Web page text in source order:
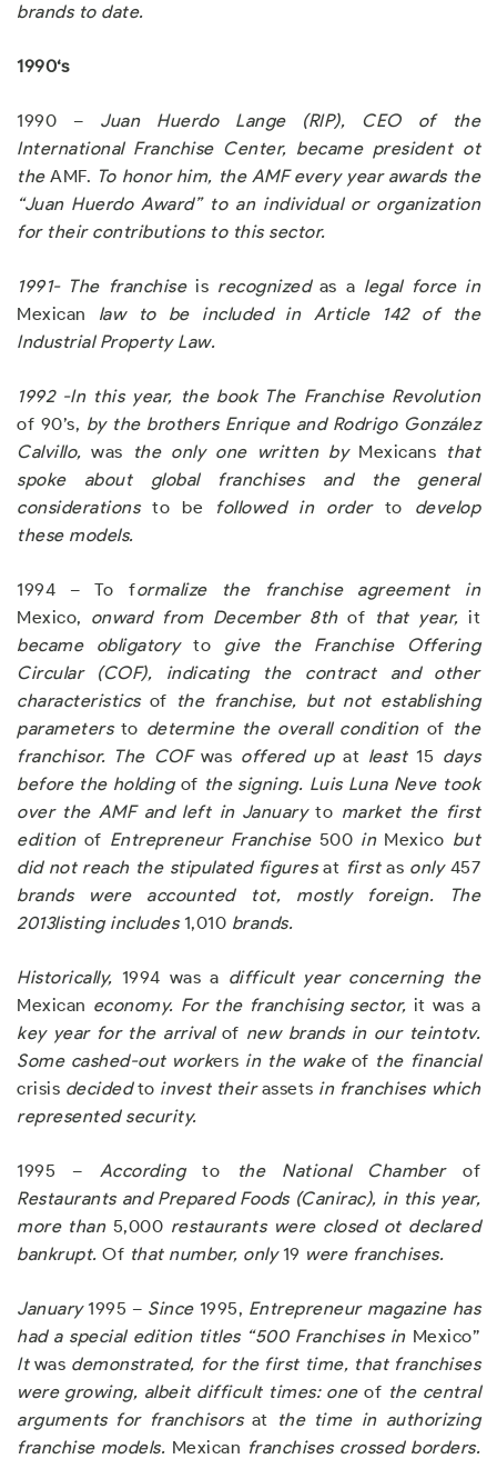
brands to date.
1990‘s
1990 – Juan Huerdo Lange (RIP), CEO of the
International Franchise Center, became president ot
theAMF. To honor him, the AMF every year awards the
“Juan Huerdo Award” to an individual or organization
for their contributions to this sector.
1991- The franchiseis recognized as a legal force in
Mexican law to be included in Article 142 of the
Industrial Property Law.
1992 -In this year, the book The Franchise Revolution
of 90’s, by the brothers Enrique and Rodrigo González
Calvillo,was the only one written by Mexicans that
spoke about global franchises and the general
considerations to be followed in order to develop
these models.
1994 – To formalize the franchise agreement in
Mexico, onward from December 8thof that year, it
became obligatoryto give the Franchise Offering
Circular (COF), indicating the contract and other
characteristics of the franchise, but not establishing
parameters to determine the overall condition of the
franchisor. The COF was offered upat least 15 days
before the holding of the signing. Luis Luna Neve took
over the AMF and left in Januaryto market the first
edition of Entrepreneur Franchise 500 in Mexico but
did not reach the stipulated figuresat firstas only 457
brands were accounted tot, mostly foreign.
The
2013listing includes 1,010 brands.
Historically, 1994 was a difficult year concerning the
Mexican economy. For the franchising sector, it was a
key year for the arrival of new brands in our teintotv.
Some cashed-out workers in the wake of the financial
crisis decidedto invest theirassets in franchises which
represented security.
1995 – Accordingto the National Chamberof
Restaurants and Prepared Foods (Canirac), in this year,
more than 5,000 restaurants were closed ot declared
bankrupt. Of that number, only 19 were franchises.
January 1995 – Since 1995, Entrepreneur magazine has
had a special edition titles “500 Franchises in Mexico”
It was demonstrated, for the first time, that franchises
were growing, albeit difficult times: oneof the central
arguments for franchisors at the time in authorizing
franchise models. Mexican franchises crossed borders.